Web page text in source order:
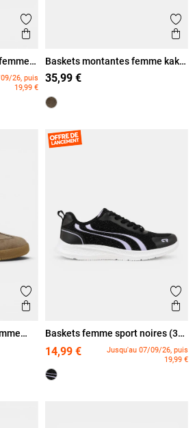
Ajouter aux favoris
Aperçu rapide
26, puis
19,99 €
Baskets montantes femme kaki
(36-41)
35,99 €
Ajouter aux favoris
Aperçu rapide
Baskets femme sport noires (36-
14,99 €
Jusqu'au 07/09/26, puis
19,99 €